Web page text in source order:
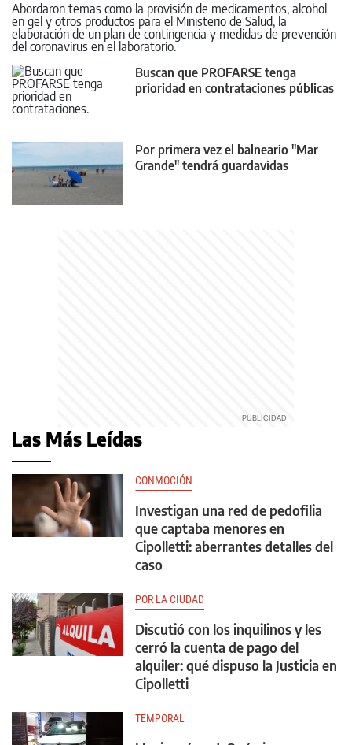
Abordaron temas como la provisión de medicamentos, alcohol
en gel y otros productos para el Ministerio de Salud, la
elaboración de un plan de contingencia y medidas de prevención
del coronavirus en el laboratorio.
Buscan que PROFARSE tenga
prioridad en contrataciones públicas
Por primera vez el balneario "Mar
Grande" tendrá guardavidas
Las Más Leídas
CONMOCIÓN
Investigan una red de pedofilia
que captaba menores en
Cipolletti: aberrantes detalles del
caso
POR LA CIUDAD
Discutió con los inquilinos y les
cerró la cuenta de pago del
alquiler: qué dispuso la Justicia en
Cipolletti
TEMPORAL